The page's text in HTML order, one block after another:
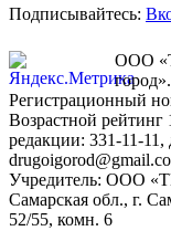
Подписывайтесь:
ООО
Регистрационный
Возрастной рейтинг
редакции: 331-11-11,
Учредитель: ООО
Самарская обл., г.
52/55, комн. 6